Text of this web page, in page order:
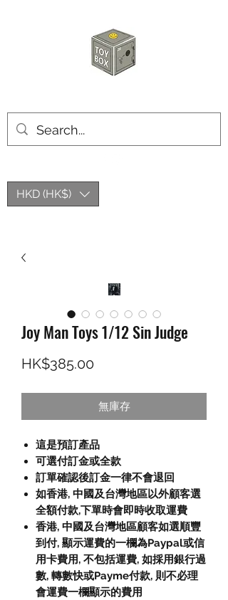
HKD (HK$)
Joy Man Toys 1/12 Sin Judge
HK$385.00價格
無庫存
這是預訂產品
可選付訂金或全款
訂單確認後訂金一律不會退回
如香港, 中國及台灣地區以外顧客選
全額付款,下單時會即時收取運費
香港, 中國及台灣地區顧客如選順豐
到付, 顯示運費的一欄為Paypal或信
用卡費用, 不包括運費, 如採用銀行過
數, 轉數快或Payme付款, 則不必理
會運費一欄顯示的費用